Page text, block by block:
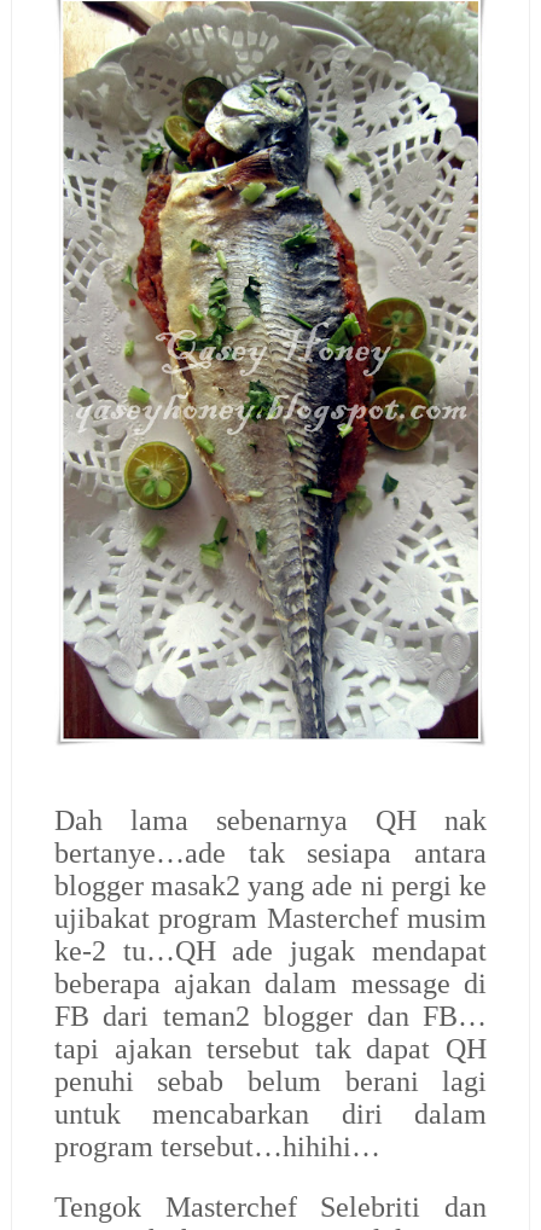
Dah lama sebenarnya QH nak
bertanye…ade tak sesiapa antara
blogger masak2 yang ade ni pergi ke
ujibakat program Masterchef musim
ke-2 tu…QH ade jugak mendapat
beberapa ajakan dalam message di
FB dari teman2 blogger dan FB…
tapi ajakan tersebut tak dapat QH
penuhi sebab belum berani lagi
untuk mencabarkan diri dalam
program tersebut…hihihi…
Tengok Masterchef Selebriti dan